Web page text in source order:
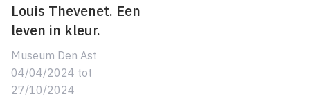
Louis Thevenet. Een
leven in kleur.
Museum Den Ast
04/04/2024 tot
27/10/2024